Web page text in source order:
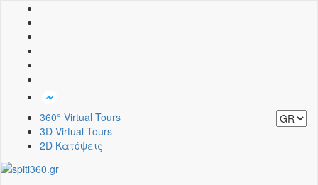
360° Virtual Tours
3D Virtual Tours
2D Κατόψεις